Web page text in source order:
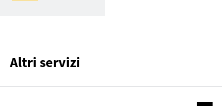
Altri servizi